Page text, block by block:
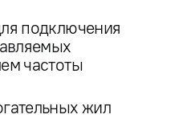
подключения
частоты
жил